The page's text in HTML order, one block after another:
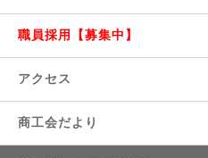
職員採用【募集中】
アクセス
商工会だより